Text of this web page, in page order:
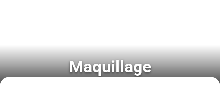
Maquillage